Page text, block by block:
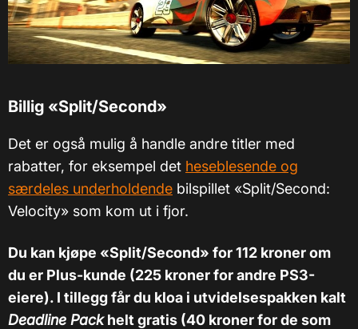
Billig «Split/Second»
Det er også mulig å handle andre titler med
rabatter, for eksempel det heseblesende og
særdeles underholdende bilspillet «Split/Second:
Velocity» som kom ut i fjor.
Du kan kjøpe «Split/Second» for 112 kroner om
du er Plus-kunde (225 kroner for andre PS3-
eiere). I tillegg får du kloa i utvidelsespakken kalt
Deadline Packhelt gratis (40 kroner for de som